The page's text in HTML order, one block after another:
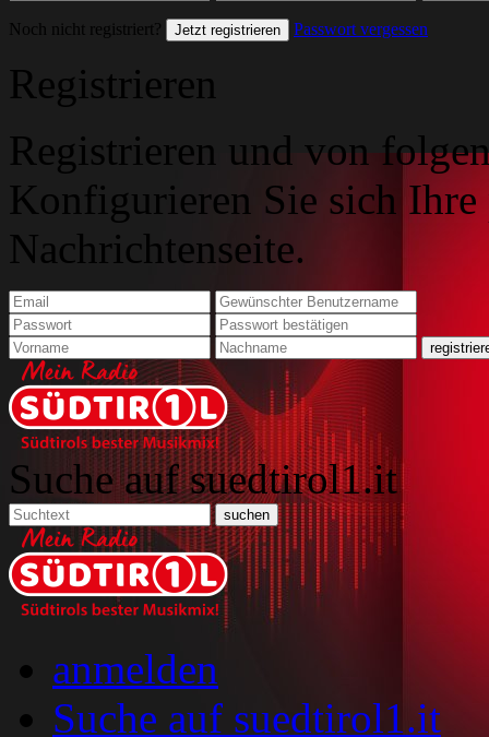
Noch nicht registriert? Jetzt registrieren Passwort vergessen
Registrieren
Registrieren und von
Konfigurieren Sie sich
Nachrichtenseite.
Suche auf suedtirol1.it
anmelden
Suche auf suedtirol1.it